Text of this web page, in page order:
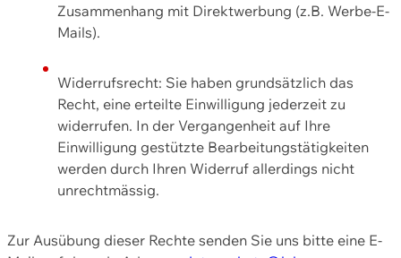
Zusammenhang mit Direktwerbung (z.B. Werbe-E-
Mails).
Widerrufsrecht: Sie haben grundsätzlich das
Recht, eine erteilte Einwilligung jederzeit zu
widerrufen. In der Vergangenheit auf Ihre
Einwilligung gestützte Bearbeitungstätigkeiten
werden durch Ihren Widerruf allerdings nicht
unrechtmässig.
Zur Ausübung dieser Rechte senden Sie uns bitte eine E-